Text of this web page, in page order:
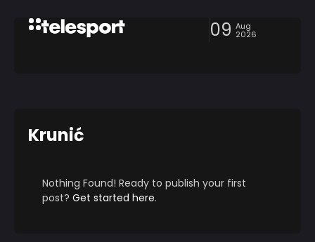
09 Aug
2026
Krunić
Nothing Found! Ready to publish your first
post? Get started here.